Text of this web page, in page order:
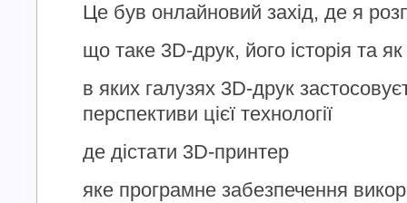
Це був онлайновий захід, де я
що таке 3D-друк, його історія та
в яких галузях 3D-друк
перспективи цієї технології
де дістати 3D-принтер
яке програмне забезпечення